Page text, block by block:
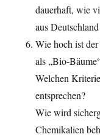
dauerhaft, wie
aus
Wie hoch ist
als „Bio-
Welchen
entsprechen?
Wie wird
Chemikalien